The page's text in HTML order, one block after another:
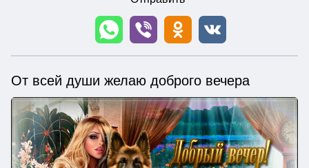
От всей души желаю доброго вечера